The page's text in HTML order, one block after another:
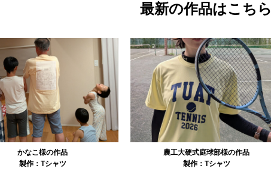
最新の作品はこちら
農工大硬式庭球部様の作品
製作： Tシャツ
大寺資二バレエアカデミー様の作品
製作： Tシャツ